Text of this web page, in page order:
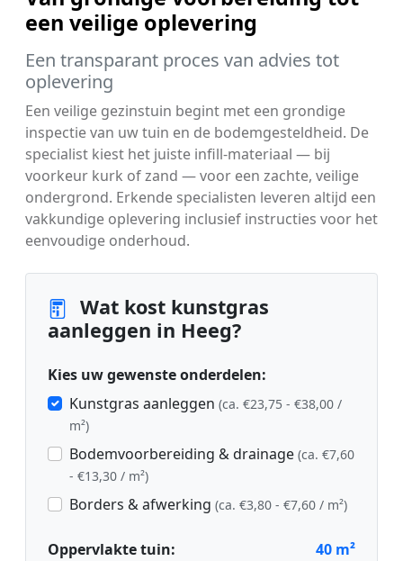
een veilige oplevering
Een transparant proces van advies tot
oplevering
Een veilige gezinstuin begint met een grondige
inspectie van uw tuin en de bodemgesteldheid. De
specialist kiest het juiste infill-materiaal — bij
voorkeur kurk of zand — voor een zachte, veilige
ondergrond. Erkende specialisten leveren altijd een
vakkundige oplevering inclusief instructies voor het
eenvoudige onderhoud.
Wat kost kunstgras
aanleggen in Heeg?
Kies uw gewenste onderdelen:
Kunstgras aanleggen (ca. €23,75 - €38,00 /
m²)
Bodemvoorbereiding & drainage (ca. €7,60
- €13,30 / m²)
Borders & afwerking (ca. €3,80 - €7,60 / m²)
Oppervlakte tuin: 40 m²